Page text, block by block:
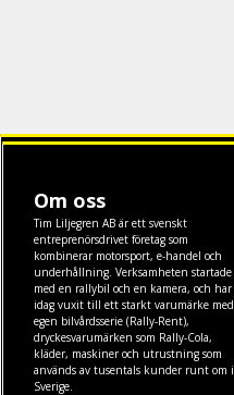
Om oss
Tim Liljegren AB är ett svenskt
entreprenörsdrivet företag som
kombinerar motorsport, e-handel och
underhållning. Verksamheten startade
med en rallybil och en kamera, och har
idag vuxit till ett starkt varumärke med
egen bilvårdsserie (Rally-Rent),
dryckesvarumärken som Rally-Cola,
kläder, maskineroch utrustning som
används av tusentals kunder runt om i
Sverige.